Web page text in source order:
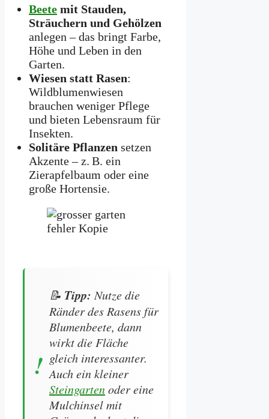
Beete mit Stauden,
Sträuchern und Gehölzen
anlegen – das bringt Farbe,
Höhe und Leben in den
Garten.
Wiesen statt Rasen:
Wildblumenwiesen
brauchen weniger Pflege
und bieten Lebensraum für
Insekten.
Solitäre Pflanzen setzen
Akzente – z. B. ein
Zierapfelbaum oder eine
große Hortensie.
📝 Tipp:Nutze die
Ränder des Rasens für
Blumenbeete, dann
wirkt die Fläche
gleich interessanter.
Auch ein kleiner
Steingartenoder eine
Mulchinsel mit